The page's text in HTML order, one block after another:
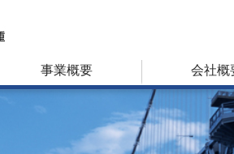
事業概要 会社概